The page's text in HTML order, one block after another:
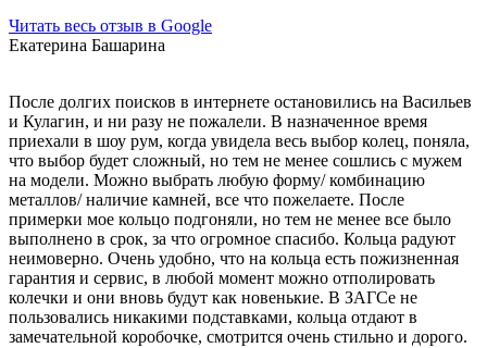
Читать весь отзыв в Google
Екатерина Башарина
После долгих поисков в интернете остановились на Васильев
и Кулагин, и ни разу не пожалели. В назначенное время
приехали в шоу рум, когда увидела весь выбор колец, поняла,
что выбор будет сложный, но тем не менее сошлись с мужем
на модели. Можно выбрать любую форму/ комбинацию
металлов/ наличие камней, все что пожелаете. После
примерки мое кольцо подгоняли, но тем не менее все было
выполнено в срок, за что огромное спасибо. Кольца радуют
неимоверно. Очень удобно, что на кольца есть пожизненная
гарантия и сервис, в любой момент можно отполировать
колечки и они вновь будут как новенькие. В ЗАГСе не
пользовались никакими подставками, кольца отдают в
замечательной коробочке, смотрится очень стильно и дорого.